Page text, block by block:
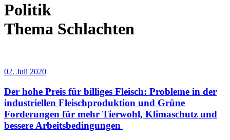
Politik
Thema Schlachten
02. Juli 2020
Der hohe Preis für billiges Fleisch: Probleme in der
industriellen Fleischproduktion und Grüne
Forderungen für mehr Tierwohl, Klimaschutz und
bessere Arbeitsbedingungen